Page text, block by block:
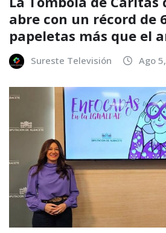
abre con un récord de
papeletas más que el
Sureste Televisión Ago